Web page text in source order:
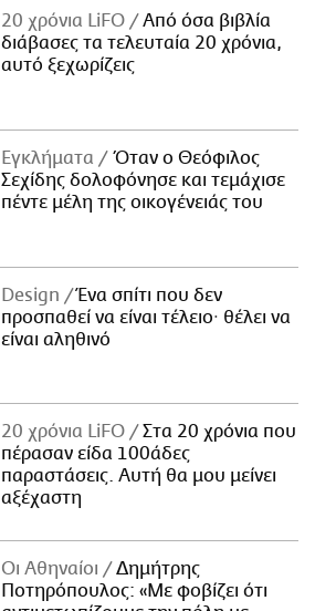
20 χρόνια LiFO
Από όσα βιβλία
διάβασες τα τελευταία 20 χρόνια,
αυτό ξεχωρίζεις
Εγκλήματα
Όταν ο Θεόφιλος
Σεχίδης δολοφόνησε και τεμάχισε
πέντε μέλη της οικογένειάς του
Design
Ένα σπίτι που δεν
προσπαθεί να είναι τέλειο· θέλει να
είναι αληθινό
20 χρόνια LiFO
Στα 20 χρόνια που
πέρασαν είδα 100άδες
παραστάσεις. Αυτή θα μου μείνει
αξέχαστη
Οι Αθηναίοι
Δημήτρης
Ποτηρόπουλος: «Με φοβίζει ότι